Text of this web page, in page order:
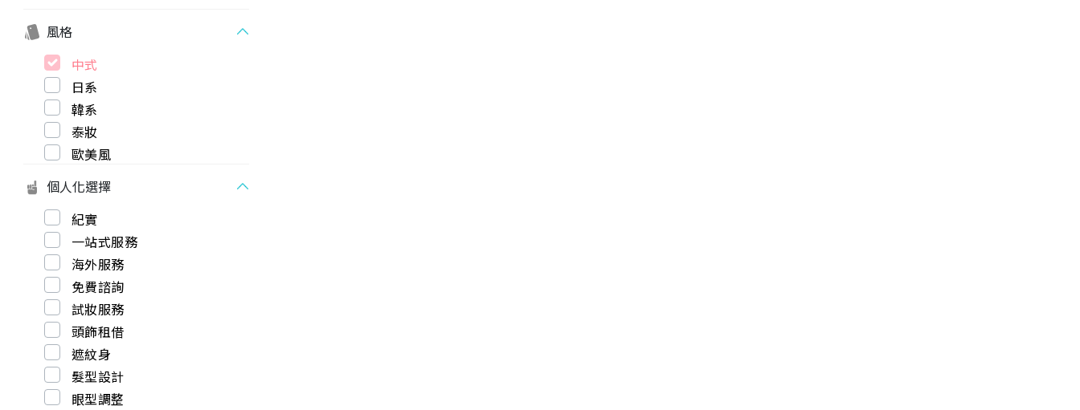
風格
中式
日系
韓系
泰妝
歐美風
個人化選擇
紀實
一站式服務
海外服務
免費諮詢
試妝服務
頭飾租借
遮紋身
髮型設計
眼型調整